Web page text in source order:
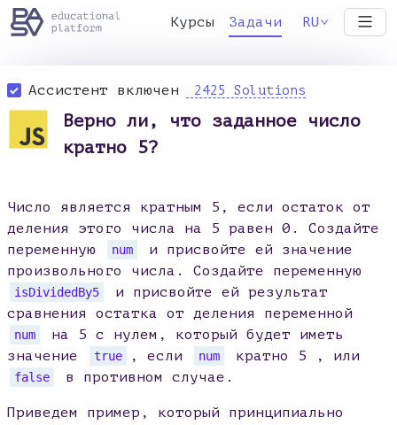
Курсы Задачи RU
Ассистент включен 2425 Solutions
Верно ли, что заданное число
кратно 5?
Число является кратным 5, если остаток от
деления этого числа на 5 равен 0. Создайте
переменную
num
и присвойте ей значение
произвольного числа. Создайте переменную
isDividedBy5
и присвойте ей результат
сравнения остатка от деления переменной
num
на 5 с нулем, который будет иметь
значение
true , если num кратно 5 , или
false в противном случае.
Приведем пример, который принципиально